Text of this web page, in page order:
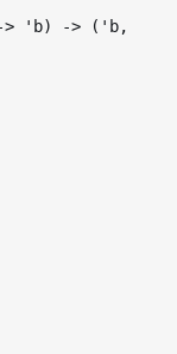
> 'b) -> ( 'b,